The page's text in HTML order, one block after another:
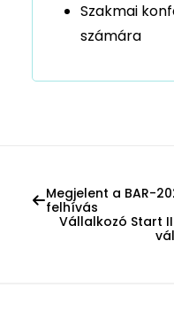
Szakmai
számára
Megjelent a BAR-
felhívás
Vállalkozó Start